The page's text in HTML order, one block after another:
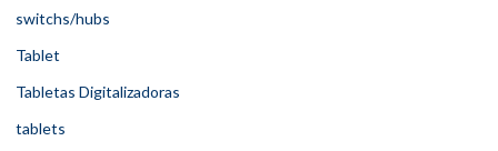
switchs/hubs
Tablet
Tabletas Digitalizadoras
tablets